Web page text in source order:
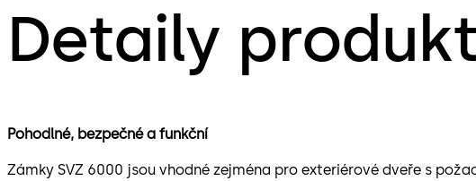
Detaily
Pohodlné, bezpečné a funkční
Zámky SVZ 6000 jsou vhodné zejména pro exteriérové dveře s